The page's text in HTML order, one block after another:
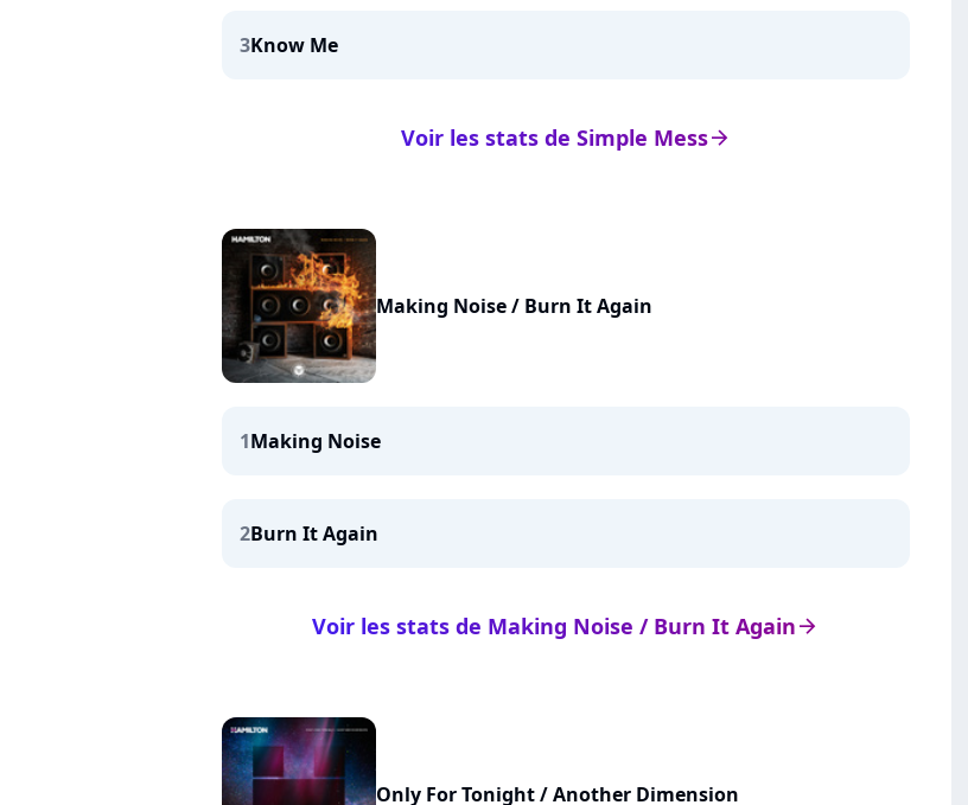
3Know Me
arrow_right
Voir les stats de Simple Mess
Making Noise / Burn It Again
1Making Noise
2Burn It Again
arrow_right
Voir les stats de Making Noise / Burn It Again
Only For Tonight / Another Dimension